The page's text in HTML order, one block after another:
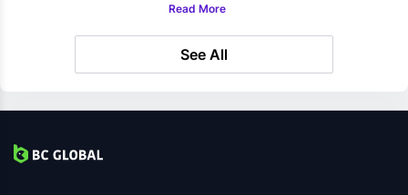
Read More
See All